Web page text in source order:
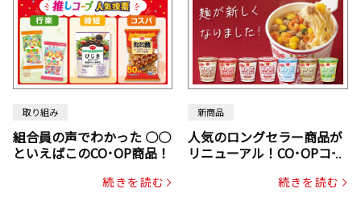
取り組み
組合員の声でわかった ○○
といえばこのCO･OP商品！
続きを読む
新商品
人気のロングセラー商品が
リニューアル！CO･OPコー
続きを読む